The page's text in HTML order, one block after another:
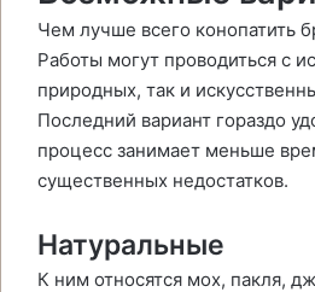
Чем лучше всего конопатить
Работы могут проводиться с
природных, так и
Последний вариант гораздо
процесс занимает меньше
существенных недостатков.
Натуральные
К ним относятся мох, пакля,